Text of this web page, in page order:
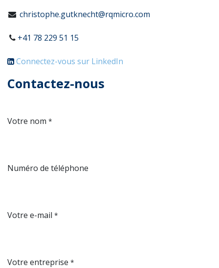
christophe.gutknecht@rqmicro.com
+41 78 229 51 15
Connectez-vous sur LinkedIn
Contactez-nous
Votre nom *
Numéro de téléphone
Votre e-mail *
Votre entreprise *